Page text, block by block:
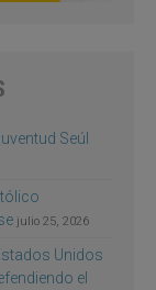
Seúl
julio 25, 2026
Unidos
el